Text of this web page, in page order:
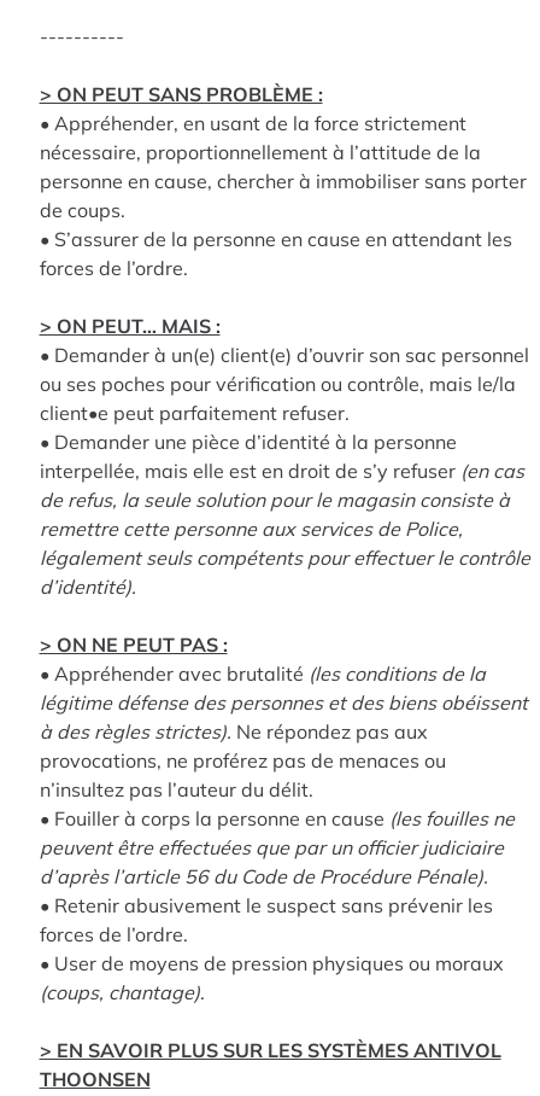
----------
> ON PEUT SANS PROBLÈME :
• Appréhender, en usant de la force strictement
nécessaire, proportionnellement à l’attitude de la
personne en cause, chercher à immobiliser sans porter
de coups.
• S’assurer de la personne en cause en attendant les
forces de l’ordre.
> ON PEUT… MAIS :
• Demander à un(e) client(e) d’ouvrir son sac personnel
ou ses poches pour vérification ou contrôle, mais le/la
client•e peut parfaitement refuser.
• Demander une pièce d’identité à la personne
interpellée, mais elle est en droit de s’y refuser (en cas
de refus, la seule solution pour le magasin consiste à
remettre cette personne aux services de Police,
légalement seuls compétents pour effectuer le contrôle
d’identité).
> ON NE PEUT PAS :
• Appréhender avec brutalité (les conditions de la
légitime défense des personnes et des biens obéissent
à des règles strictes). Ne répondez pas aux
provocations, ne proférez pas de menaces ou
n’insultez pas l’auteur du délit.
• Fouiller à corps la personne en cause (les fouilles ne
peuvent être effectuées que par un officier judiciaire
d’après l’article 56 du Code de Procédure Pénale).
• Retenir abusivement le suspect sans prévenir les
forces de l’ordre.
• User de moyens de pression physiques ou moraux
(coups, chantage).
> EN SAVOIR PLUS SUR LES SYSTÈMES ANTIVOL
THOONSEN